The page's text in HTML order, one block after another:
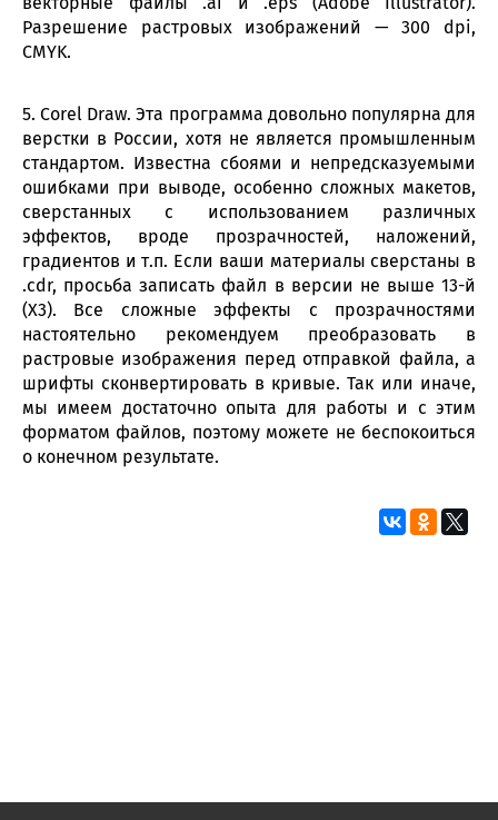
Разрешение растровых изображений — 300 dpi,
CMYK.
5. Corel Draw. Эта программа довольно популярна для
верстки в России, хотя не является промышленным
стандартом. Известна сбоями и непредсказуемыми
ошибками при выводе, особенно сложных макетов,
сверстанных с использованием различных
эффектов, вроде прозрачностей, наложений,
градиентов и т.п. Если ваши материалы сверстаны в
.cdr, просьба записать файл в версии не выше 13-й
(X3). Все сложные эффекты с прозрачностями
настоятельно рекомендуем преобразовать в
растровые изображения перед отправкой файла, а
шрифты сконвертировать в кривые. Так или иначе,
мы имеем достаточно опыта для работы и с этим
форматом файлов, поэтому можете не беспокоиться
о конечном результате.